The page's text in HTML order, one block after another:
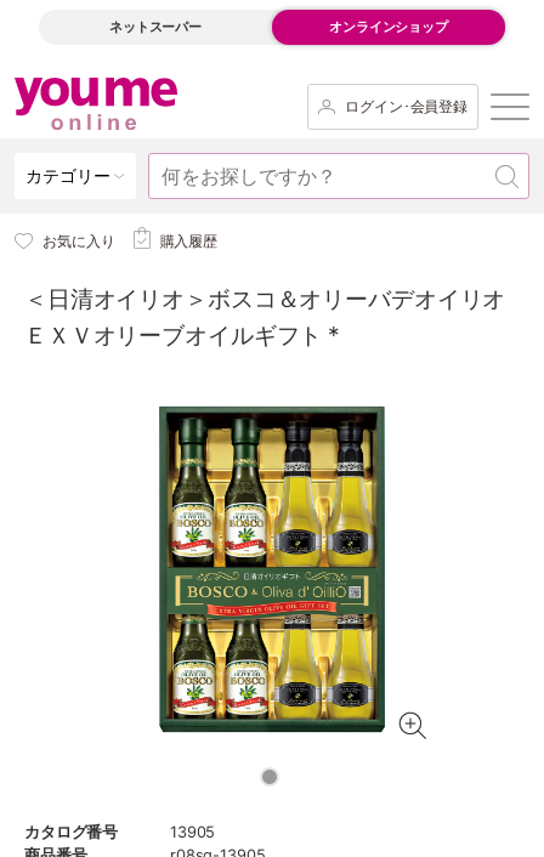
ネットスーパー オンラインショップ
ログイン･会員登録
カテゴリー
お気に入り 購入履歴
＜日清オイリオ＞ボスコ＆オリーバデオイリオ
ＥＸＶオリーブオイルギフト *
カタログ番号
13905